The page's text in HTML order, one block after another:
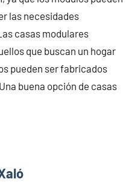
las necesidades
casas modulares
que buscan un hogar
pueden ser fabricados
buena opción de casas